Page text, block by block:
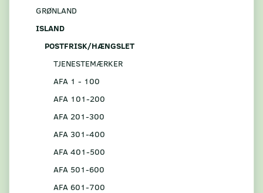
GRØNLAND
ISLAND
POSTFRISK/HÆNGSLET
TJENESTEMÆRKER
AFA 1 - 100
AFA 101-200
AFA 201-300
AFA 301-400
AFA 401-500
AFA 501-600
AFA 601-700